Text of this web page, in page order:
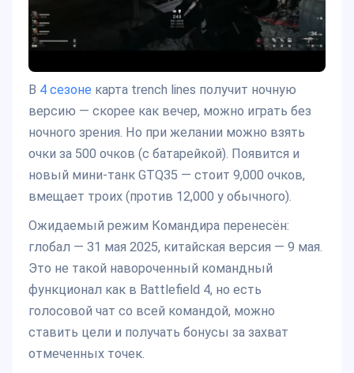
В 4 сезоне карта trench lines получит ночную
версию — скорее как вечер, можно играть без
ночного зрения. Но при желании можно взять
очки за 500 очков (с батарейкой). Появится и
новый мини-танк GTQ35 — стоит 9,000 очков,
вмещает троих (против 12,000 у обычного).
Ожидаемый режим Командира перенесён:
глобал — 31 мая 2025, китайская версия — 9 мая.
Это не такой навороченный командный
функционал как в Battlefield 4, но есть
голосовой чат со всей командой, можно
ставить цели и получать бонусы за захват
отмеченных точек.